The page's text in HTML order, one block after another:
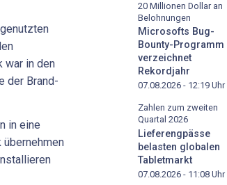
war in den
der Brand-
in eine
20 Millionen Dollar an
Belohnungen
Microsofts Bug-
Bounty-Programm
verzeichnet
Rekordjahr
07.08.2026 - 12:19 Uhr
Zahlen zum zweiten
Quartal 2026
Lieferengpässe
belasten globalen
Tabletmarkt
07.08.2026 - 11:08 Uhr